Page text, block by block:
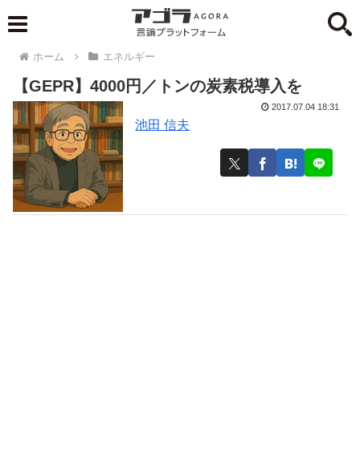
ホーム エネルギー
【GEPR】4000円／トンの炭素税導入を
池田 信夫
2017.07.04 18:31